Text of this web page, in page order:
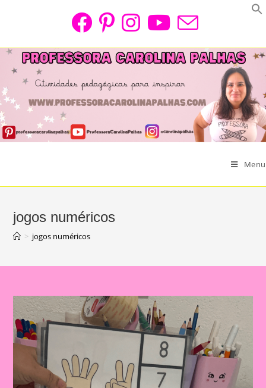
Menu
jogos numéricos
> jogos numéricos